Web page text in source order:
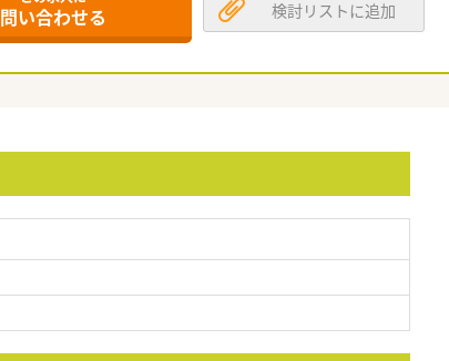
問い合わせる 検討リストに追加